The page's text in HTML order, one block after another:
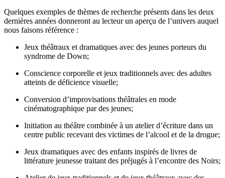
Quelques exemples de thèmes de recherche présents dans les deux
dernières années donneront au lecteur un aperçu de l’univers auquel
nous faisons référence :
Jeux théâtraux et dramatiques avec des jeunes porteurs du
syndrome de Down;
Conscience corporelle et jeux traditionnels avec des adultes
atteints de déficience visuelle;
Conversion d’improvisations théâtrales en mode
cinématographique par des jeunes;
Initiation au théâtre combinée à un atelier d’écriture dans un
centre public recevant des victimes de l’alcool et de la drogue;
Jeux dramatiques avec des enfants inspirés de livres de
littérature jeunesse traitant des préjugés à l’encontre des Noirs;